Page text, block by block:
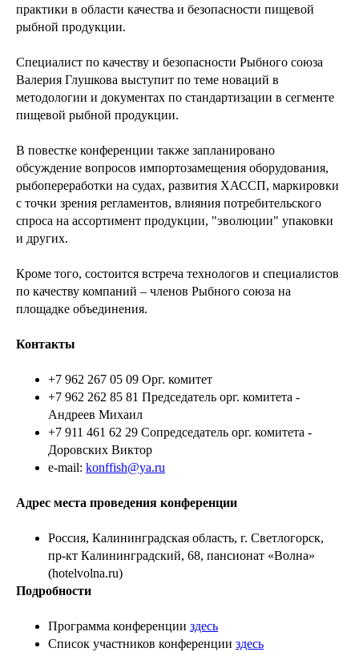
практики в области качества и безопасности пищевой
рыбной продукции.
Специалист по качеству и безопасности Рыбного союза
Валерия Глушкова выступит по теме новаций в
методологии и документах по стандартизации в сегменте
пищевой рыбной продукции.
В повестке конференции также запланировано
обсуждение вопросов импортозамещения оборудования,
рыбопереработки на судах, развития ХАССП, маркировки
с точки зрения регламентов, влияния потребительского
спроса на ассортимент продукции, "эволюции" упаковки
и других.
Кроме того, состоится встреча технологов и специалистов
по качеству компаний – членов Рыбного союза на
площадке объединения.
Контакты
+7 962 267 05 09 Орг. комитет
+7 962 262 85 81 Председатель орг. комитета -
Андреев Михаил
+7 911 461 62 29 Сопредседатель орг. комитета -
Доровских Виктор
e-mail: konffish@ya.ru
Адрес места проведения конференции
Россия, Калининградская область, г. Светлогорск,
пр-кт Калининградский, 68, пансионат «Волна»
(hotelvolna.ru)
Подробности
Программа конференции здесь
Список участников конференции здесь